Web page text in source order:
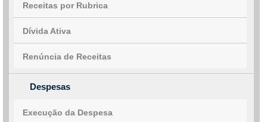
Receitas por Rubrica
Dívida Ativa
Renúncia de Receitas
Despesas
Execução da Despesa